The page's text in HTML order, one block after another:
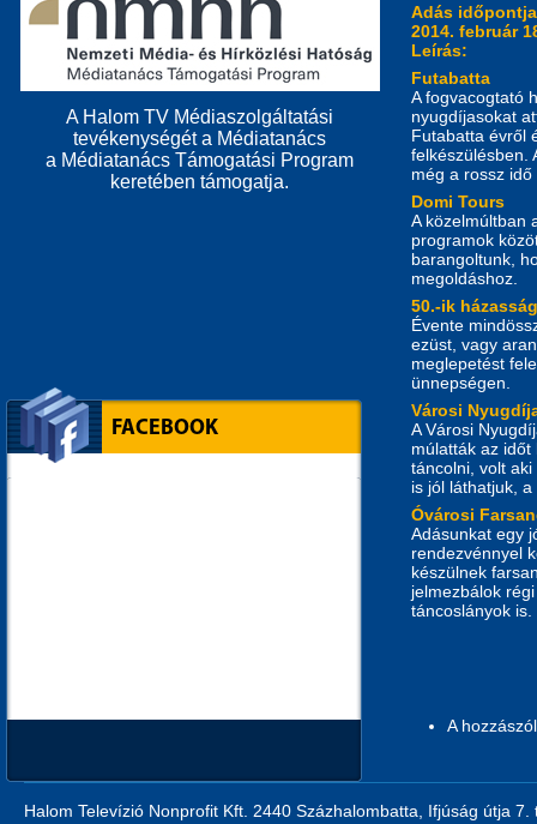
Adás
2014. február
Leírás:
Futabatta
A fogvacogtató
nyugdíjasokat
Futabatta évről
felkészülésben.
még a rossz
Domi Tours
A közelmúltban
programok
barangoltunk,
megoldáshoz.
50.-ik
Évente
ezüst, vagy
meglepetést
ünnepségen.
Városi
A Városi
múlatták az
táncolni, volt
is jól láthatjuk,
Óvárosi
Adásunkat egy
rendezvénnyel
készülnek
jelmezbálok
táncoslányok is.
A
A Halom TV Médiaszolgáltatási
tevékenységét a Médiatanács
a Médiatanács Támogatási Program
keretében támogatja.
FACEBOOK
Halom Televízió Nonprofit Kft. 2440 Százhalombatta, Ifjúság útja